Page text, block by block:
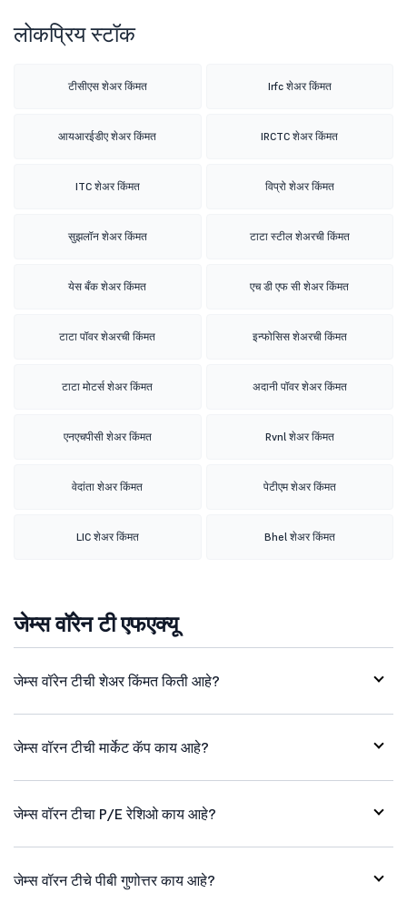
लोकप्रिय स्टॉक
टीसीएस शेअर किंमत Irfc शेअर किंमत
आयआरईडीए शेअर किंमत IRCTC शेअर किंमत
ITC शेअर किंमत विप्रो शेअर किंमत
सुझलॉन शेअर किंमत टाटा स्टील शेअरची किंमत
येस बँक शेअर किंमत एच डी एफ सी शेअर किंमत
टाटा पॉवर शेअरची किंमत इन्फोसिस शेअरची किंमत
टाटा मोटर्स शेअर किंमत अदानी पॉवर शेअर किंमत
एनएचपीसी शेअर किंमत Rvnl शेअर किंमत
वेदांता शेअर किंमत पेटीएम शेअर किंमत
LIC शेअर किंमत Bhel शेअर किंमत
जेम्स वॉरेन टी एफएक्यू
जेम्स वॉरेन टीची शेअर किंमत किती आहे?
जेम्स वॉरन टीची मार्केट कॅप काय आहे?
जेम्स वॉरन टीचा P/E रेशिओ काय आहे?
जेम्स वॉरन टीचे पीबी गुणोत्तर काय आहे?